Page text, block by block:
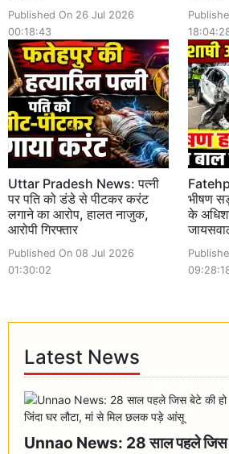
Published On 26 Jul 2026
00:18:43
Uttar Pradesh News: पत्नी
पर पति को डंडे से पीटकर करंट
लगाने का आरोप, हालत नाजुक,
आरोपी गिरफ्तार
Published On 08 Jul 2026
01:30:02
भीषण
के
Latest News
Unnao News: 28 साल पहले जिस